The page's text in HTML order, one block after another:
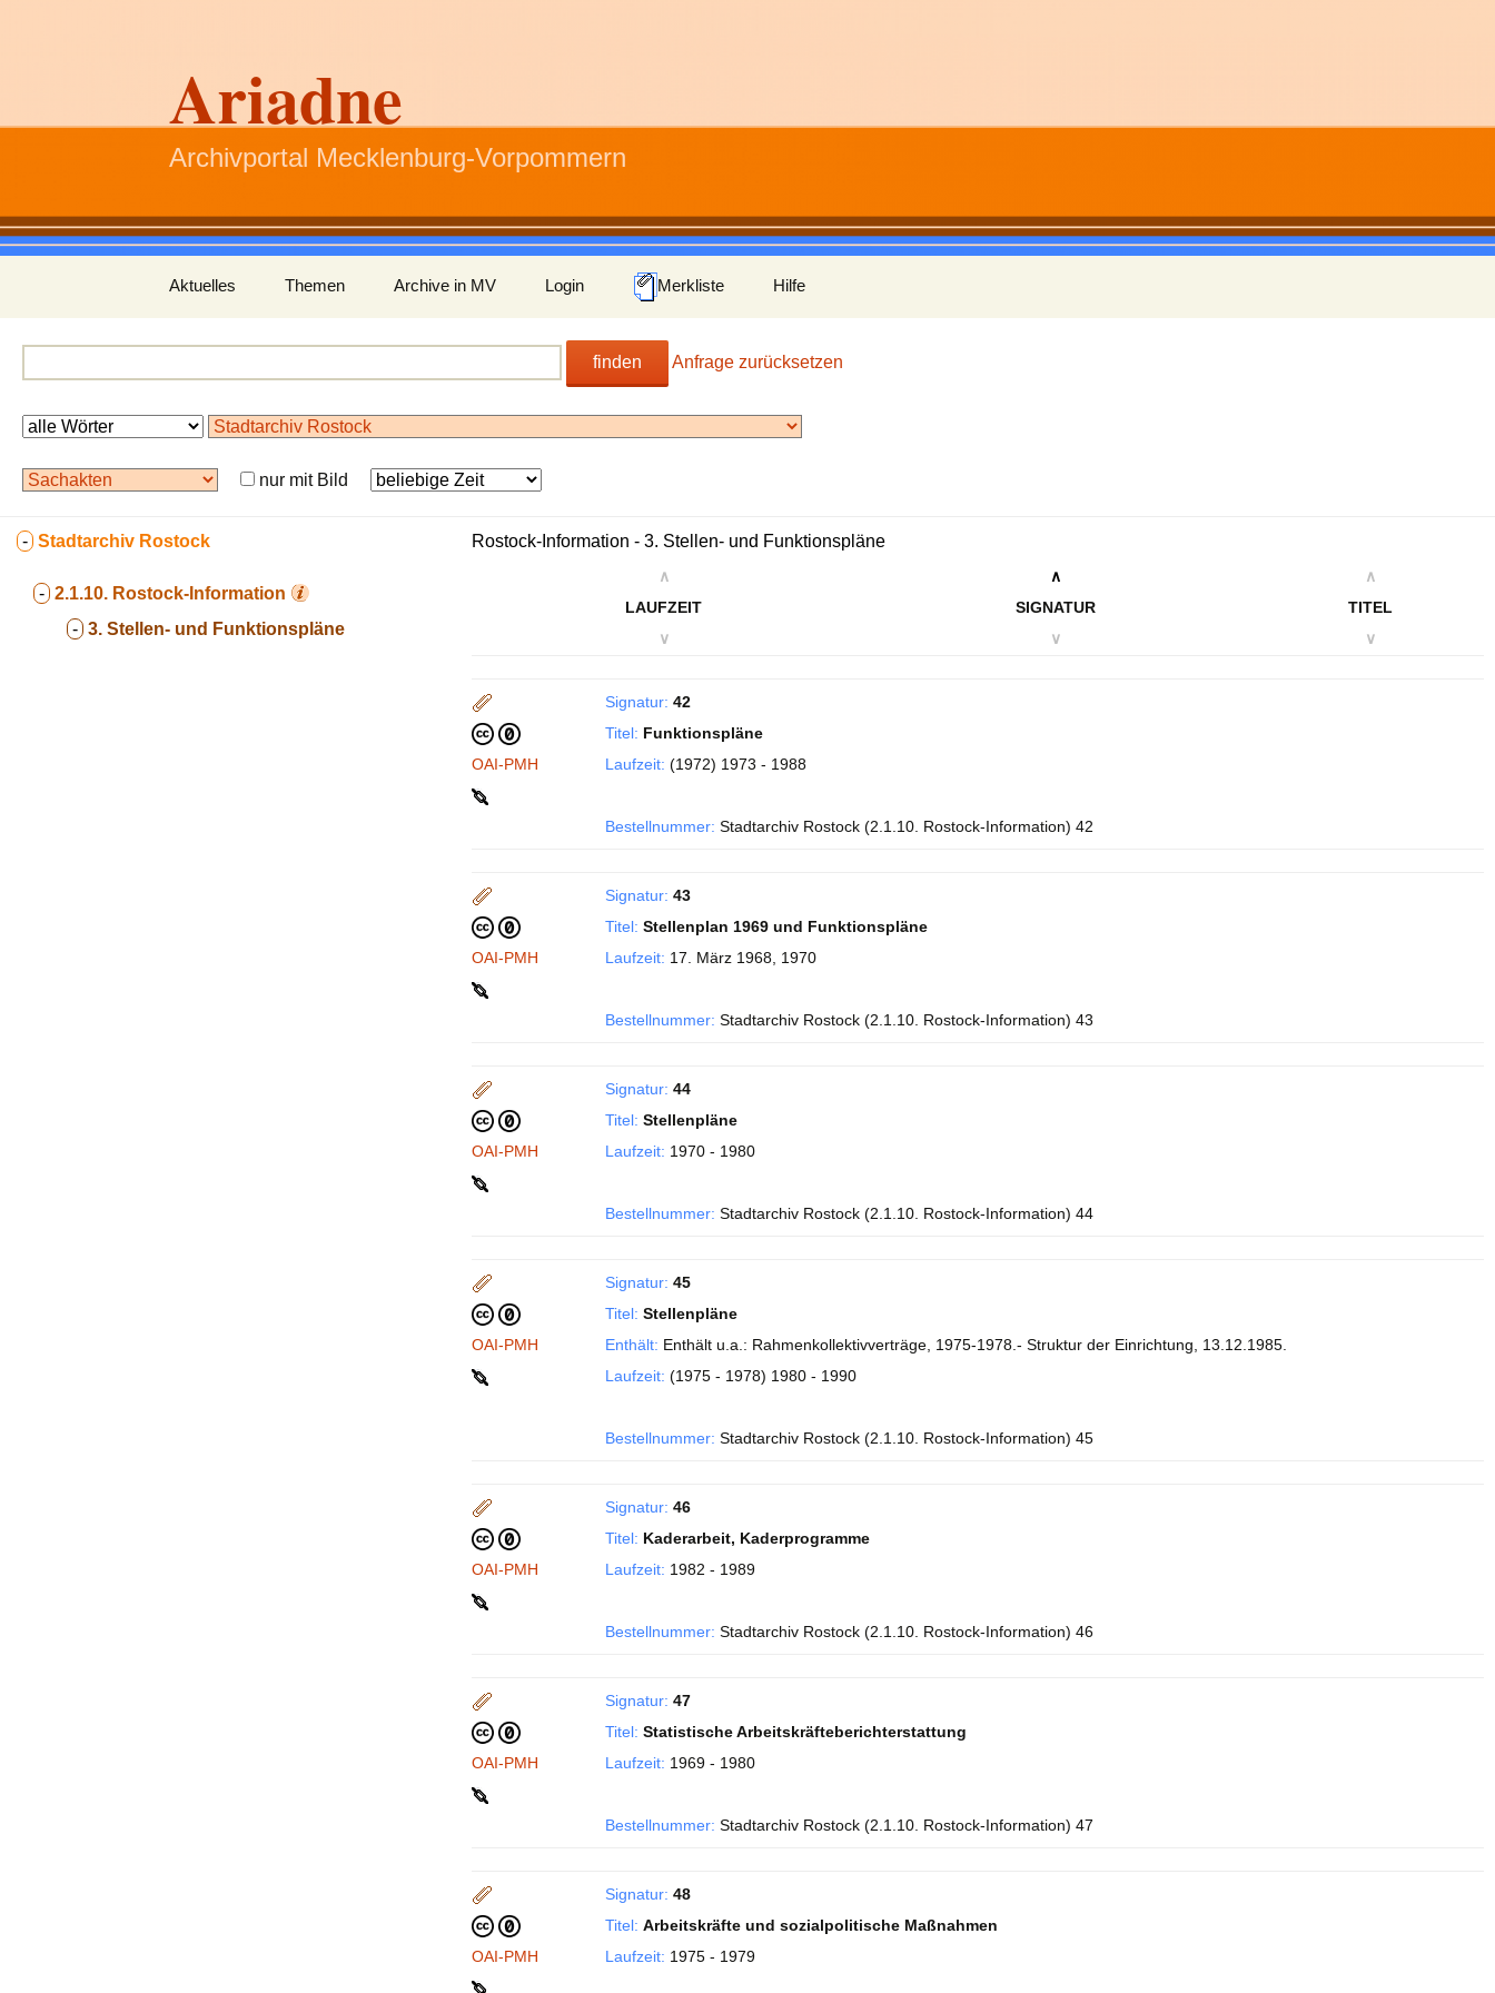
Ariadne
Archivportal Mecklenburg-Vorpommern
Inhalt
springen
Aktuelles Themen Archive in MV Login Merkliste Hilfe
finden Anfrage zurücksetzen
nur mit Bild
- Stadtarchiv Rostock
- 2.1.10. Rostock-Information
- 3. Stellen- und Funktionspläne
Rostock-Information - 3. Stellen- und Funktionspläne
∧
LAUFZEIT
∨
∧
SIGNATUR
∨
∧
TITEL
∨
OAI-PMH
Signatur: 42
Titel: Funktionspläne
Laufzeit: (1972) 1973 - 1988
Bestellnummer: Stadtarchiv Rostock (2.1.10. Rostock-Information) 42
OAI-PMH
Signatur: 43
Titel: Stellenplan 1969 und Funktionspläne
Laufzeit: 17. März 1968, 1970
Bestellnummer: Stadtarchiv Rostock (2.1.10. Rostock-Information) 43
OAI-PMH
Signatur: 44
Titel: Stellenpläne
Laufzeit: 1970 - 1980
Bestellnummer: Stadtarchiv Rostock (2.1.10. Rostock-Information) 44
OAI-PMH
Signatur: 45
Titel: Stellenpläne
Enthält: Enthält u.a.: Rahmenkollektivverträge, 1975-1978.- Struktur der Einrichtung, 13.12.1985.
Laufzeit: (1975 - 1978) 1980 - 1990
Bestellnummer: Stadtarchiv Rostock (2.1.10. Rostock-Information) 45
OAI-PMH
Signatur: 46
Titel: Kaderarbeit, Kaderprogramme
Laufzeit: 1982 - 1989
Bestellnummer: Stadtarchiv Rostock (2.1.10. Rostock-Information) 46
OAI-PMH
Signatur: 47
Titel: Statistische Arbeitskräfteberichterstattung
Laufzeit: 1969 - 1980
Bestellnummer: Stadtarchiv Rostock (2.1.10. Rostock-Information) 47
OAI-PMH
Signatur: 48
Titel: Arbeitskräfte und sozialpolitische Maßnahmen
Laufzeit: 1975 - 1979